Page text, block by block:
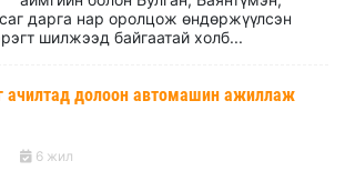
дарга нар оролцож өндөржүүлсэн
шилжээд байгаатай холб...
ачилтад долоон автомашин ажиллаж
6 жил